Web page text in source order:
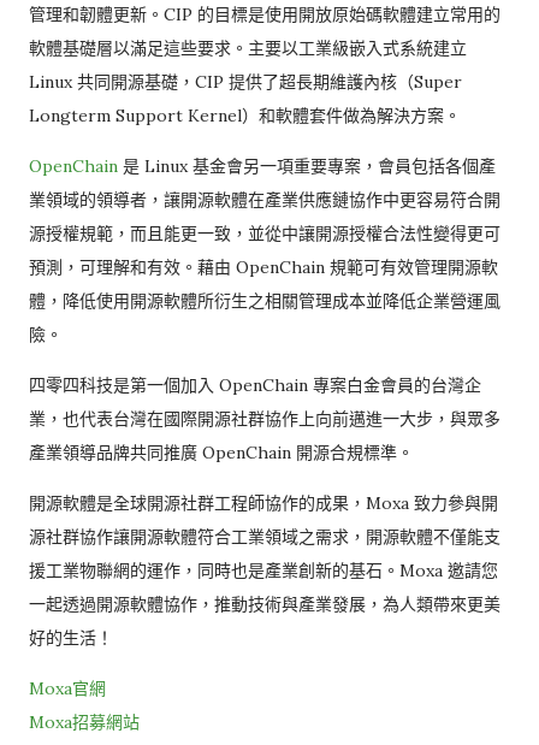
管理和韌體更新。CIP 的目標是使用開放原始碼軟體建立常用的
軟體基礎層以滿足這些要求。主要以工業級嵌入式系統建立
Linux 共同開源基礎，CIP 提供了超長期維護內核（Super
Longterm Support Kernel）和軟體套件做為解決方案。
OpenChain 是 Linux 基金會另一項重要專案，會員包括各個產
業領域的領導者，讓開源軟體在產業供應鏈協作中更容易符合開
源授權規範，而且能更一致，並從中讓開源授權合法性變得更可
預測，可理解和有效。藉由 OpenChain 規範可有效管理開源軟
體，降低使用開源軟體所衍生之相關管理成本並降低企業營運風
險。
四零四科技是第一個加入 OpenChain 專案白金會員的台灣企
業，也代表台灣在國際開源社群協作上向前邁進一大步，與眾多
產業領導品牌共同推廣 OpenChain 開源合規標準。
開源軟體是全球開源社群工程師協作的成果，Moxa 致力參與開
源社群協作讓開源軟體符合工業領域之需求，開源軟體不僅能支
援工業物聯網的運作，同時也是產業創新的基石。Moxa 邀請您
一起透過開源軟體協作，推動技術與產業發展，為人類帶來更美
好的生活！
Moxa官網
Moxa招募網站